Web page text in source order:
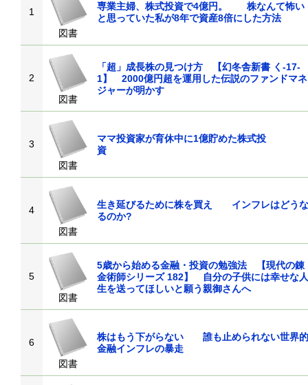
1
図書
専業主婦、株式投資で4億円。 株なんて怖い
と思っていた私が8年で資産8倍にした方法
2
図書
「超」成長株の見つけ方 【幻冬舎新書 く-17-
1】 2000億円超を運用した伝説のファンドマネ
ジャーが明かす
3
図書
ママ投資家が育休中に1億貯めた株式投
資
4
図書
生き延びるために株を買え インフレはどうな
るのか?
5
図書
5歳から始める金融・投資の勉強法 【現代の錬
金術師シリーズ 182】 自分の子供には幸せな人
生を送ってほしいと願う親御さんへ
6
図書
株はもう下がらない 誰も止められない世界的
金融インフレの暴走